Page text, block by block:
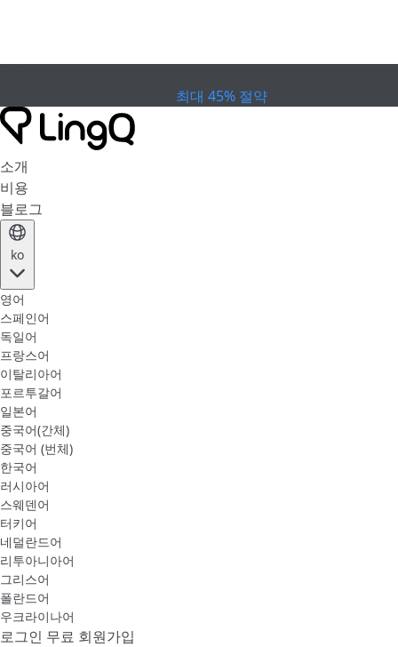
최대 45% 절약
소개
비용
블로그
ko
영어
스페인어
독일어
프랑스어
이탈리아어
포르투갈어
일본어
중국어(간체)
중국어 (번체)
한국어
러시아어
스웨덴어
터키어
네덜란드어
리투아니아어
그리스어
폴란드어
우크라이나어
로그인 무료 회원가입